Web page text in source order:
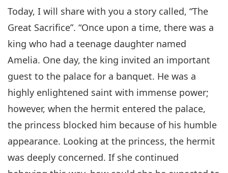
Today, I will share with you a story called, “The
Great Sacrifice”. “Once upon a time, there was a
king who had a teenage daughter named
Amelia. One day, the king invited an important
guest to the palace for a banquet. He was a
highly enlightened saint with immense power;
however, when the hermit entered the palace,
the princess blocked him because of his humble
appearance. Looking at the princess, the hermit
was deeply concerned. If she continued